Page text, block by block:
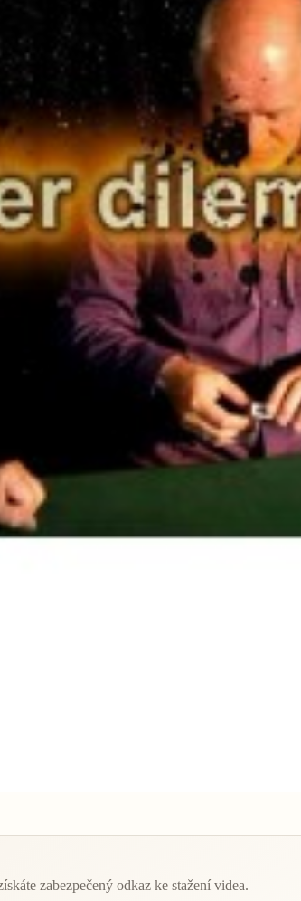
zabezpečený odkaz ke stažení videa.